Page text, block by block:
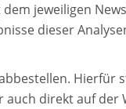
jeweiligen
dieser
direkt auf der